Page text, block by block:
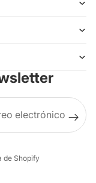
de Shopify